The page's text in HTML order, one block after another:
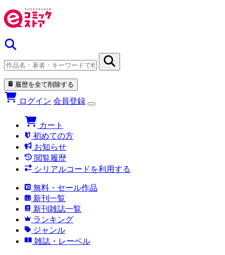
履歴を全て削除する
ログイン 会員登録
カート
初めての方
お知らせ
閲覧履歴
シリアルコードを利用する
無料・セール作品
新刊一覧
新刊雑誌一覧
ランキング
ジャンル
雑誌・レーベル